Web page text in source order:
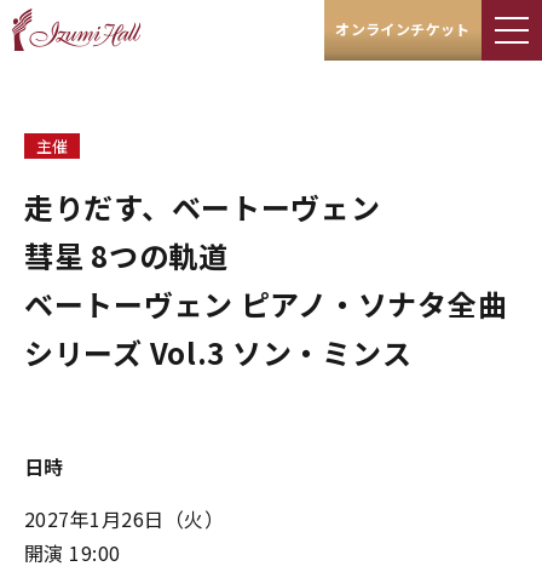
オンラインチケット
主催
走りだす、ベートーヴェン
彗星 8つの軌道
ベートーヴェン ピアノ・ソナタ全曲
シリーズ Vol.3 ソン・ミンス
日時
2027年1月26日 （火）
開演 19:00